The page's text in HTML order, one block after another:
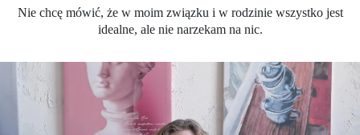
Nie chcę mówić, że w moim związku i w rodzinie wszystko jest
idealne, ale nie narzekam na nic.